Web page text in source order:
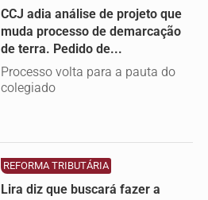
CCJ adia análise de projeto que
muda processo de demarcação
de terra. Pedido de...
Processo volta para a pauta do
colegiado
REFORMA TRIBUTÁRIA
Lira diz que buscará fazer a